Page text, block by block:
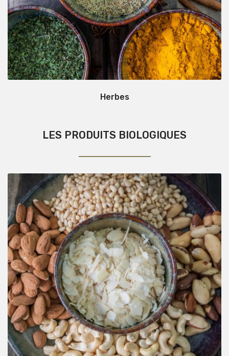
Herbes
LES PRODUITS BIOLOGIQUES